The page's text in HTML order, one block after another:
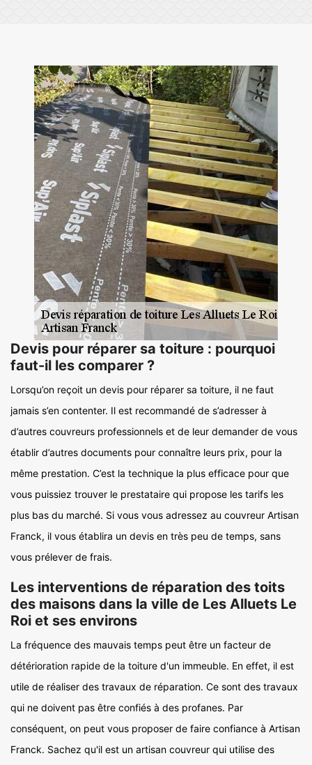
Devis pour réparer sa toiture : pourquoi
faut-il les comparer ?
Lorsqu’on reçoit un devis pour réparer sa toiture, il ne faut
jamais s’en contenter. Il est recommandé de s’adresser à
d’autres couvreurs professionnels et de leur demander de vous
établir d’autres documents pour connaître leurs prix, pour la
même prestation. C’est la technique la plus efficace pour que
vous puissiez trouver le prestataire qui propose les tarifs les
plus bas du marché. Si vous vous adressez au couvreur Artisan
Franck, il vous établira un devis en très peu de temps, sans
vous prélever de frais.
Les interventions de réparation des toits
des maisons dans la ville de Les Alluets Le
Roi et ses environs
La fréquence des mauvais temps peut être un facteur de
détérioration rapide de la toiture d'un immeuble. En effet, il est
utile de réaliser des travaux de réparation. Ce sont des travaux
qui ne doivent pas être confiés à des profanes. Par
conséquent, on peut vous proposer de faire confiance à Artisan
Franck. Sachez qu'il est un artisan couvreur qui utilise des